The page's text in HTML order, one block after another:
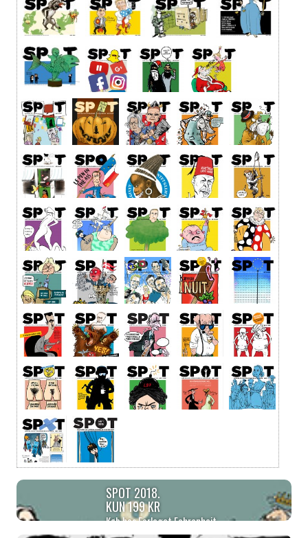
SPOT 2018.
KUN 199 KR
Køb hos Forlaget Fahrenheit